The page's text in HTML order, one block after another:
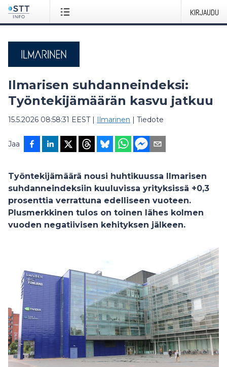
KIRJAUDU
Ilmarisen suhdanneindeksi:
Työntekijämäärän kasvu jatkuu
15.5.2026 08:58:31 EEST| Ilmarinen | Tiedote
Jaa
Työntekijämäärä nousi huhtikuussa Ilmarisen
suhdanneindeksiin kuuluvissa yrityksissä +0,3
prosenttia verrattuna edelliseen vuoteen.
Plusmerkkinen tulos on toinen lähes kolmen
vuoden negatiivisen kehityksen jälkeen.